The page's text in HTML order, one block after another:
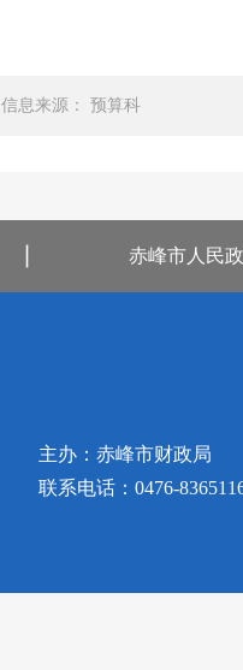
信息来源： 预算科
赤峰市人民
主办：赤峰市财政局
联系电话：0476-